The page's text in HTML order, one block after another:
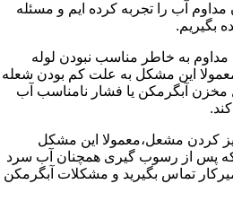
آب را تجربه کرده ایم و مسئله
بگیریم.
به خاطر مناسب نبودن لوله
این مشکل به علت کم بودن شعله
آبگرمکن یا فشار نامناسب آب
کردن مشعل،معمولا این مشکل
پس از رسوب گیری همچنان آب سرد
تماس بگیرید و مشکلات آبگرمکن